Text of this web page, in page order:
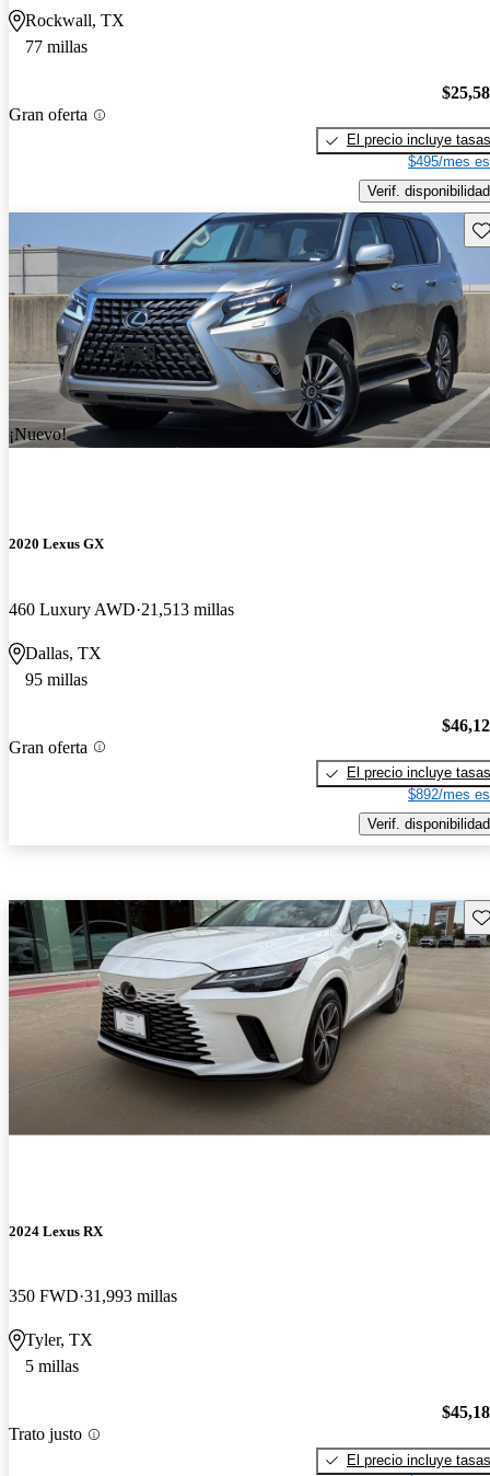
Rockwall, TX
77 millas
Gran oferta
El precio incluye tasas
$495/mes
Verif. disponibilidad
¡Nuevo!
2020 Lexus GX
460 Luxury AWD 21,513 millas
Dallas, TX
95 millas
Gran oferta
El precio incluye tasas
$892/mes
Verif. disponibilidad
2024 Lexus RX
350 FWD 31,993 millas
Tyler, TX
5 millas
Trato justo
El precio incluye tasas